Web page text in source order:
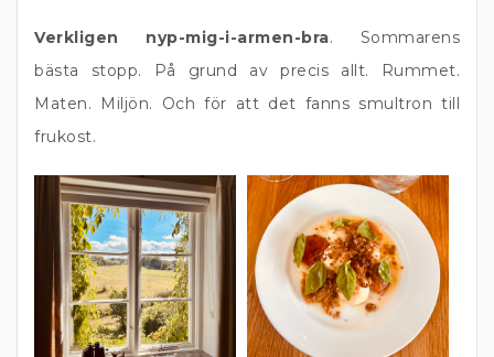
Verkligen nyp-mig-i-armen-bra. Sommarens
bästa stopp. På grund av precis allt. Rummet.
Maten. Miljön. Och för att det fanns smultron till
frukost.